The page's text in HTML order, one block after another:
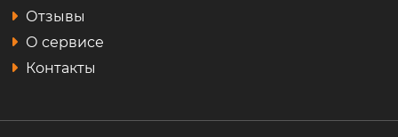
Отзывы
О сервисе
Контакты